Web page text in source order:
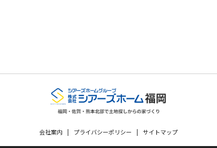
会社案内 プライバシーポリシー サイトマップ